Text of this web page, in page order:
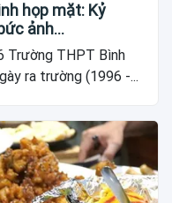
họp mặt: Kỷ
ảnh…
Trường THPT Bình
ra trường (1996 -...